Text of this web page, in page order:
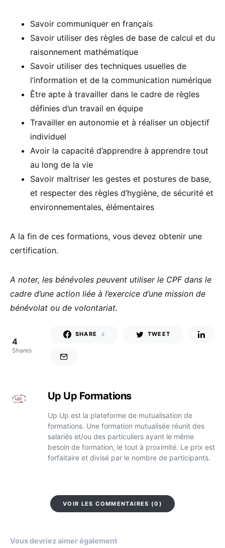
Savoir communiquer en français
Savoir utiliser des règles de base de calcul et du
raisonnement mathématique
Savoir utiliser des techniques usuelles de
l’information et de la communication numérique
Être apte à travailler dans le cadre de règles
définies d’un travail en équipe
Travailler en autonomie et à réaliser un objectif
individuel
Avoir la capacité d’apprendre à apprendre tout
au long de la vie
Savoir maîtriser les gestes et postures de base,
et respecter des règles d’hygiène, de sécurité et
environnementales, élémentaires
A la fin de ces formations, vous devez obtenir une
certification.
A noter, les bénévoles peuvent utiliser le CPF dans le
cadre d’une action liée à l’exercice d’une mission de
bénévolat ou de volontariat.
4
Shares
SHARE 4 TWEET
Up Up Formations
Up Up est la plateforme de mutualisation de
formations. Une formation mutualisée réunit des
salariés et/ou des particuliers ayant le même
besoin de formation, le tout à proximité. Le prix est
forfaitaire et divisé par le nombre de participants.
VOIR LES COMMENTAIRES (0)
Vous devriez aimer également